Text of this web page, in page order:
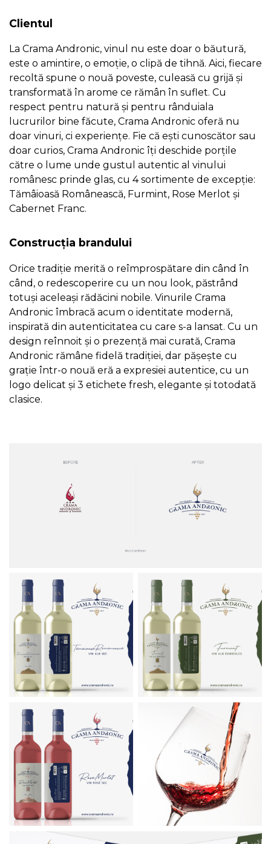
Copyright © 2012 - 2026 Blackpen Designs SRL, Toate
drepturile rezervate
Clientul
La Crama Andronic, vinul nu este doar o băutură,
este o amintire, o emoție, o clipă de tihnă. Aici, fiecare
recoltă spune o nouă poveste, culeasă cu grijă și
transformată în arome ce rămân în suflet. Cu
respect pentru natură și pentru rânduiala
lucrurilor bine făcute, Crama Andronic oferă nu
doar vinuri, ci experiențe. Fie că ești cunoscător sau
doar curios, Crama Andronic îți deschide porțile
către o lume unde gustul autentic al vinului
românesc prinde glas, cu 4 sortimente de excepție:
Tămâioasă Românească, Furmint, Rose Merlot și
Cabernet Franc.
Construcția brandului
Orice tradiție merită o reîmprospătare din când în
când, o redescoperire cu un nou look, păstrând
totuși aceleași rădăcini nobile. Vinurile Crama
Andronic îmbracă acum o identitate modernă,
inspirată din autenticitatea cu care s-a lansat. Cu un
design reînnoit și o prezență mai curată, Crama
Andronic rămâne fidelă tradiției, dar pășește cu
grație într-o nouă eră a expresiei autentice, cu un
logo delicat și 3 etichete fresh, elegante și totodată
clasice.